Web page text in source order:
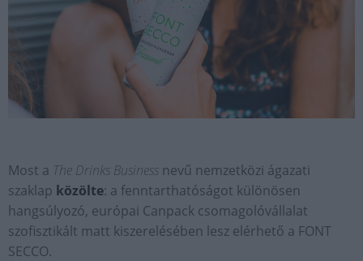
Most a The Drinks Business nevű nemzetközi ágazati
szaklap közölte: a fenntarthatóságot különösen
hangsúlyozó, európai Canpack csomagolóvállalat
szofisztikált matt kiszerelésében lesz elérhető a FONT
SECCO.